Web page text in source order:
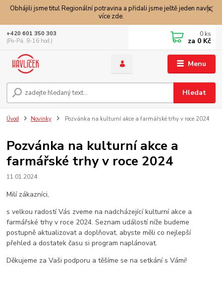
Obhájili jsme titul Regionální potravina a přidali jsme ještě jeden navíc,
více zde.
Menu
Hledat
+420 601 350 303
(Po-Pá, 8-16 hod.)
0 ks
za 0 Kč
Úvod Novinky Pozvánka na kulturní akce a farmářské trhy v roce 2024
Pozvánka na kulturní akce a
farmářské trhy v roce 2024
11.01.2024
Milí zákazníci,
s velkou radostí Vás zveme na nadcházející kulturní akce a
farmářské trhy v roce 2024. Seznam událostí níže budeme
postupně aktualizovat a doplňovat, abyste měli co nejlepší
přehled a dostatek času si program naplánovat.
Děkujeme za Vaši podporu a těšíme se na setkání s Vámi!